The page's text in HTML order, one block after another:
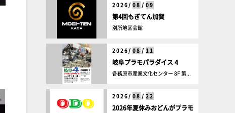
2026/ 08 / 09
第4回もぎてん加賀
別所地区会館
2026/ 08 / 11
岐阜プラモパラダイス 4
各務原市産業文化センター 8F 第...
2026/ 08 / 22
2026年夏休みおどんがプラモ